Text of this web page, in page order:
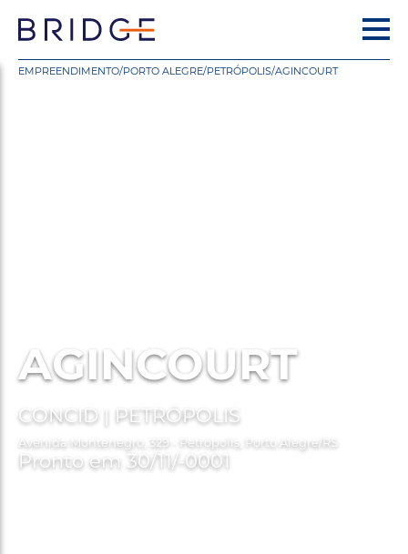
EMPREENDIMENTO/PORTO ALEGRE/PETRÓPOLIS/AGINCOURT
AGINCOURT
CONCID | PETRÓPOLIS
Avenida Montenegro, 329 - Petrópolis, Porto Alegre/RS
Pronto em 30/11/-0001